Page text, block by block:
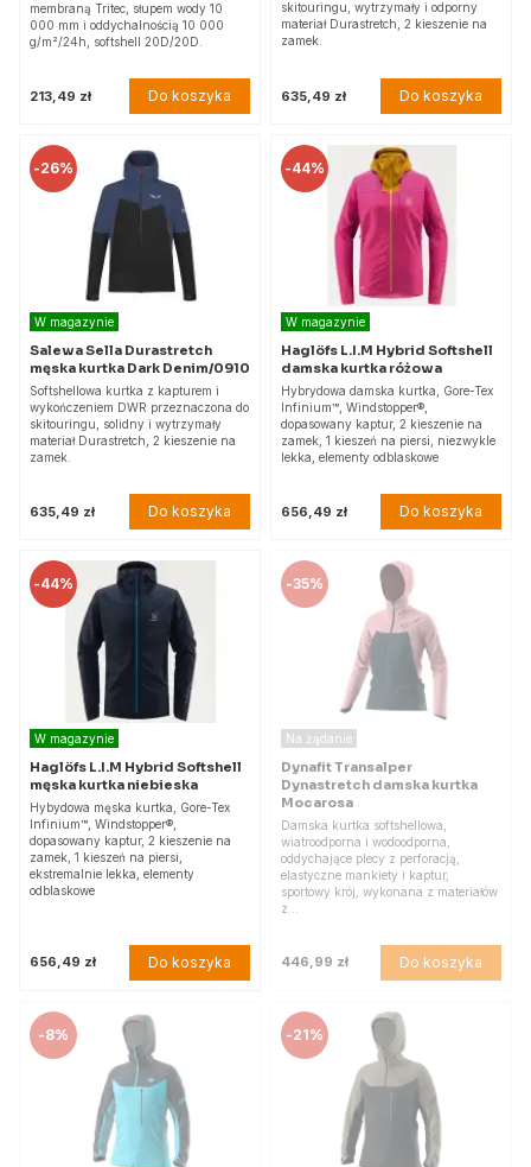
membraną Tritec, słupem wody 10
000 mm i oddychalnością 10 000
g/m²/24h, softshell 20D/20D.
213,49 zł Do koszyka
skitouringu, wytrzymały i odporny
materiał Durastretch, 2 kieszenie na
zamek.
635,49 zł Do koszyka
-26%
W magazynie
Salewa Sella Durastretch
męska kurtka Dark Denim/0910
Softshellowa kurtka z kapturem i
wykończeniem DWR przeznaczona do
skitouringu, solidny i wytrzymały
materiał Durastretch, 2 kieszenie na
zamek.
635,49 zł Do koszyka
-44%
W magazynie
Haglöfs L.I.M Hybrid Softshell
damska kurtka różowa
Hybrydowa damska kurtka, Gore-Tex
Infinium™, Windstopper®,
dopasowany kaptur, 2 kieszenie na
zamek, 1 kieszeń na piersi, niezwykle
lekka, elementy odblaskowe
656,49 zł Do koszyka
-44%
W magazynie
Haglöfs L.I.M Hybrid Softshell
męska kurtka niebieska
Hybydowa męska kurtka, Gore-Tex
Infinium™, Windstopper®,
dopasowany kaptur, 2 kieszenie na
zamek, 1 kieszeń na piersi,
ekstremalnie lekka, elementy
odblaskowe
656,49 zł Do koszyka
-35%
Na żądanie
Dynafit Transalper
Dynastretch damska kurtka
Mocarosa
Damska kurtka softshellowa,
wiatroodporna i wodoodporna,
oddychające plecy z perforacją,
elastyczne mankiety i kaptur,
sportowy krój, wykonana z materiałów
z…
446,99 zł Do koszyka
-8% -21%